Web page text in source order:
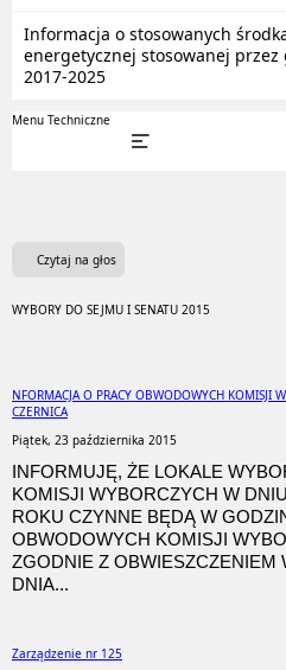
Informacja o stosowanych
energetycznej stosowanej
2017-2025
Menu Techniczne
Czytaj na głos
WYBORY DO SEJMU I SENATU 2015
NFORMACJA O PRACY OBWODOWYCH KOMISJI
CZERNICA
Piątek, 23 października 2015
INFORMUJĘ, ŻE LOKALE
KOMISJI WYBORCZYCH W
ROKU CZYNNE BĘDĄ W
OBWODOWYCH KOMISJI
ZGODNIE Z OBWIESZCZENIEM
DNIA...
Zarządzenie nr 125